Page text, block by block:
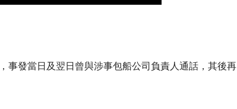
事發當日及翌日曾與涉事包船公司負責人通話，其後再